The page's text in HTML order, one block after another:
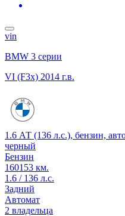
vin
BMW 3 серии
VI (F3x) 2014 г.в.
1.6 АТ (136 л.с.), бензин,
черный
Бензин
160153 км.
1.6 / 136 л.с.
Задний
Автомат
2 владельца